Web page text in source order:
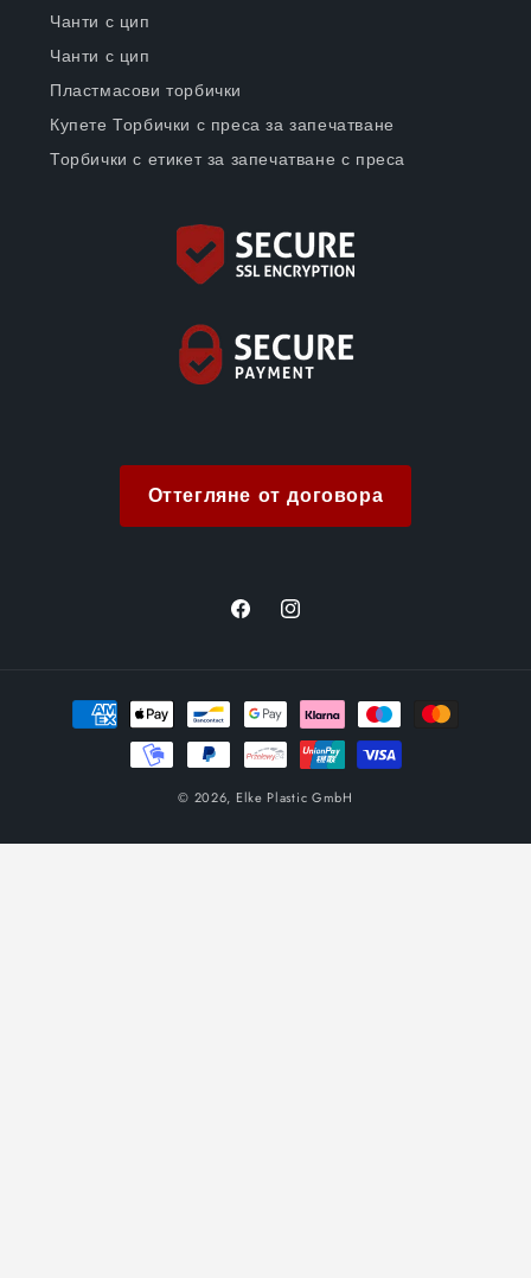
Чанти с цип
Чанти с цип
Пластмасови торбички
Купете Торбички с преса за запечатване
Торбички с етикет за запечатване с преса
Оттегляне от договора
FacebookInstagram
Методи
© 2026, Elke Plastic GmbH